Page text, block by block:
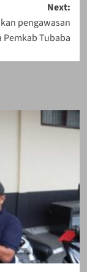
Next:
pengawasan
Tubaba